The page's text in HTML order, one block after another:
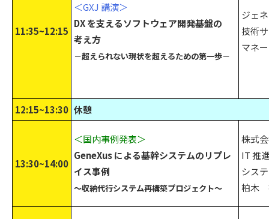
11:35~12:15
＜GXJ 講演＞
DX を支えるソフトウェア開発基盤の
考え方
－超えられない現状を超えるための第一歩－
ジェ
技術
マネ
12:15~13:30 休憩
13:30~14:00
＜国内事例発表＞
GeneXus による基幹システムのリプレ
イス事例
～収納代行システム再構築プロジェクト～
株式
IT 推
シス
柏木